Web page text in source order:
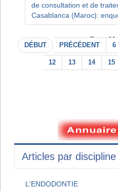
de consultation et de
Casablanca (Maroc):
Page
DÉBUT PRÉCÉDENT 6
12 13 14 15
Articles par discipline
L'ENDODONTIE